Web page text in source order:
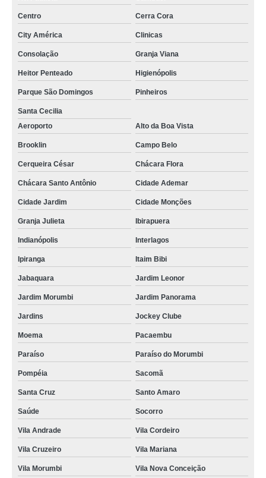
cuidador de idoso com diabetes Clinicas
cuidador de idoso domiciliar Heitor Penteado
onde contratar cuidador para idoso Chácara Santo Antônio
cuidador de idoso noturno empresa Cambuci
cuidador de idosos pós cirúrgico Santa Cruz
cuidador idoso noturno Limão
cuidador de idosos reabilitação empresa Mandaqui
cuidador de idoso noturno Vila Guilherme
cuidador de idoso domiciliar Penha
onde contratar cuidador de idosos reabilitação Sapopemba
cuidador de idosos pós cirúrgico empresa Av. Paulista
cuidador para idoso empresa Vila Formosa
cuidador de idosos para reabilitação Vila Nova Conceição
cuidador para idoso empresa Granja Viana
onde contratar cuidador de idoso Vila Sônia
cuidador de idoso Belém
onde contratar cuidador de idosos para reabilitação Mooca
cuidador de idosos reabilitação Ibirapuera
cuidador de idoso domiciliar empresa Tatuapé
Centro Cerra Cora
City América Clinicas
Consolação Granja Viana
Heitor Penteado Higienópolis
Parque São Domingos Pinheiros
Santa Cecilia
Aeroporto
Alto da Boa Vista
Brooklin Campo Belo
Cerqueira César Chácara Flora
Chácara Santo Antônio Cidade Ademar
Cidade Jardim Cidade Monções
Granja Julieta Ibirapuera
Indianópolis Interlagos
Ipiranga Itaim Bibi
Jabaquara Jardim Leonor
Jardim Morumbi Jardim Panorama
Jardins Jockey Clube
Moema Pacaembu
Paraíso Paraíso do Morumbi
Pompéia Sacomã
Santa Cruz Santo Amaro
Saúde Socorro
Vila Andrade Vila Cordeiro
Vila Cruzeiro Vila Mariana
Vila Morumbi Vila Nova Conceição